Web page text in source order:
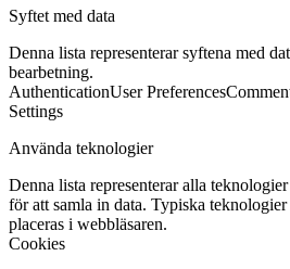
Syftet med data
Denna lista representerar syftena med
bearbetning.
AuthenticationUser Preferences
Settings
Använda teknologier
Denna lista representerar alla
för att samla in data. Typiska
placeras i webbläsaren.
Cookies